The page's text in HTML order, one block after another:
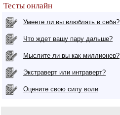
Тесты онлайн
Умеете ли вы влюблять в себя?
Что ждет вашу пару дальше?
Мыслите ли вы как миллионер?
Экстраверт или интраверт?
Оцените свою силу воли